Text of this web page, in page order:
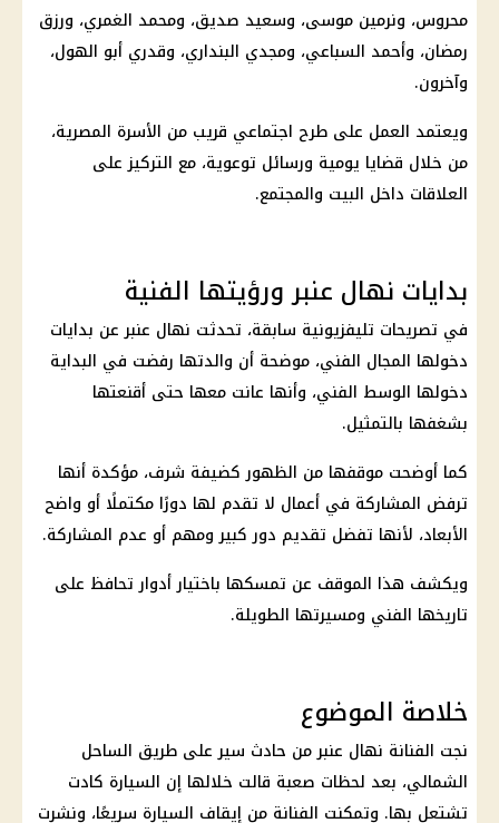
محروس، ونرمين موسى، وسعيد صديق، ومحمد الغمري، ورزق
رمضان، وأحمد السباعي، ومجدي البنداري، وقدري أبو الهول،
وآخرون.
ويعتمد العمل على طرح اجتماعي قريب من الأسرة المصرية،
من خلال قضايا يومية ورسائل توعوية، مع التركيز على
العلاقات داخل البيت والمجتمع.
بدايات نهال عنبر ورؤيتها الفنية
في تصريحات تليفزيونية سابقة، تحدثت نهال عنبر عن بدايات
دخولها المجال الفني، موضحة أن والدتها رفضت في البداية
دخولها الوسط الفني، وأنها عانت معها حتى أقنعتها
بشغفها بالتمثيل.
كما أوضحت موقفها من الظهور كضيفة شرف، مؤكدة أنها
ترفض المشاركة في أعمال لا تقدم لها دورًا مكتملًا أو واضح
الأبعاد، لأنها تفضل تقديم دور كبير ومهم أو عدم المشاركة.
ويكشف هذا الموقف عن تمسكها باختيار أدوار تحافظ على
تاريخها الفني ومسيرتها الطويلة.
خلاصة الموضوع
نجت الفنانة نهال عنبر من حادث سيرعلى طريق الساحل
الشمالي، بعد لحظات صعبة قالت خلالها إن السيارة كادت
تشتعل بها. وتمكنت الفنانة من إيقاف السيارة سريعًا، ونشرت